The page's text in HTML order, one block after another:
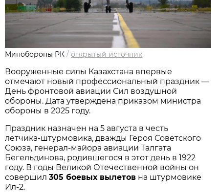
Минобороны РК /открытый источник
Вооруженные силы Казахстана впервые
отмечают новый профессиональный праздник —
День фронтовой авиации Сил воздушной
обороны. Дата утверждена приказом министра
обороны в 2025 году.
Праздник назначен на 5 августа в честь
летчика‑штурмовика, дважды Героя Советского
Союза, генерал‑майора авиации Талгата
Бегельдинова, родившегося в этот день в 1922
году. В годы Великой Отечественной войны он
совершил 305 боевых вылетов на штурмовике
Ил‑2.